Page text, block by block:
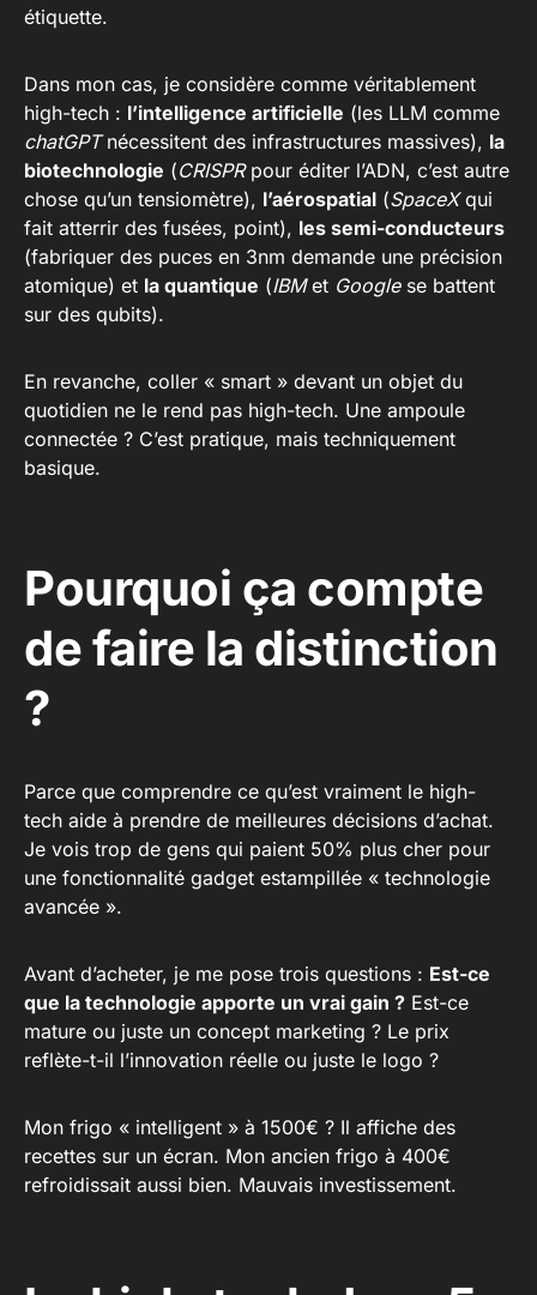
étiquette.
Dans mon cas, je considère comme véritablement
high-tech : l’intelligence artificielle (les LLM comme
chatGPTnécessitent des infrastructures massives), la
biotechnologie (CRISPRpour éditer l’ADN, c’est autre
chose qu’un tensiomètre), l’aérospatial (SpaceXqui
fait atterrir des fusées, point), les semi-conducteurs
(fabriquer des puces en 3nm demande une précision
atomique) et la quantique (IBMet Googlese battent
sur des qubits).
En revanche, coller « smart » devant un objet du
quotidien ne le rend pas high-tech. Une ampoule
connectée ? C’est pratique, mais techniquement
basique.
Pourquoi ça compte
de faire la distinction
?
Parce que comprendre ce qu’est vraiment le high-
tech aide à prendre de meilleures décisions d’achat.
Je vois trop de gens qui paient 50% plus cher pour
une fonctionnalité gadget estampillée « technologie
avancée ».
Avant d’acheter, je me pose trois questions : Est-ce
que la technologie apporte un vrai gain ? Est-ce
mature ou juste un concept marketing ? Le prix
reflète-t-il l’innovation réelle ou juste le logo ?
Mon frigo « intelligent » à 1500€ ? Il affiche des
recettes sur un écran. Mon ancien frigo à 400€
refroidissait aussi bien. Mauvais investissement.